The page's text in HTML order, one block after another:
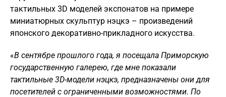
тактильных 3D моделей экспонатов на примере
миниатюрных скульптур нэцкэ – произведений
японского декоративно-прикладного искусства.
«В сентябре прошлого года, я посещала Приморскую
государственную галерею, где мне показали
тактильные 3D-модели нэцкэ, предназначены они для
посетителей с ограниченными возможностями. По